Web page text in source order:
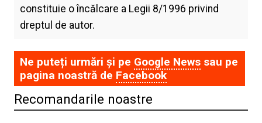
constituie o încălcare a Legii 8/1996 privind
dreptul de autor.
Ne puteți urmări și pe Google Newssau pe
pagina noastră de Facebook
Recomandarile noastre